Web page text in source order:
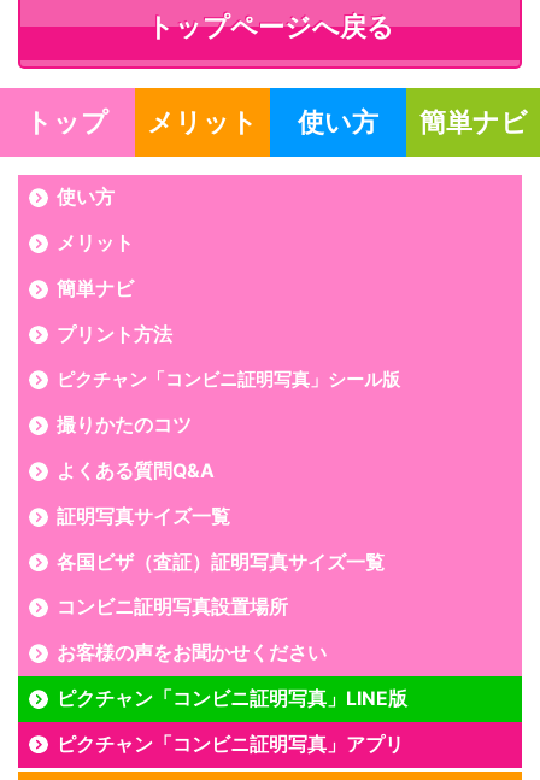
トップページへ戻る
トップ メリット 使い方 簡単ナビ
使い方
メリット
簡単ナビ
プリント方法
ピクチャン「コンビニ証明写真」シール版
撮りかたのコツ
よくある質問Q&A
証明写真サイズ一覧
各国ビザ（査証）証明写真サイズ一覧
コンビニ証明写真設置場所
お客様の声をお聞かせください
ピクチャン「コンビニ証明写真」LINE版
ピクチャン「コンビニ証明写真」アプリ